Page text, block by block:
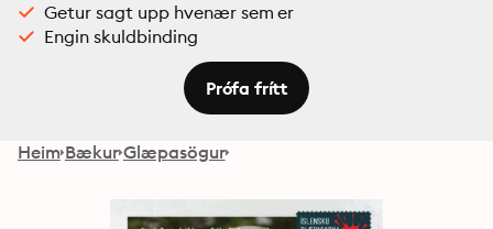
Getur sagt upp hvenær sem er
Engin skuldbinding
Prófa frítt
Heim Bækur Glæpasögur